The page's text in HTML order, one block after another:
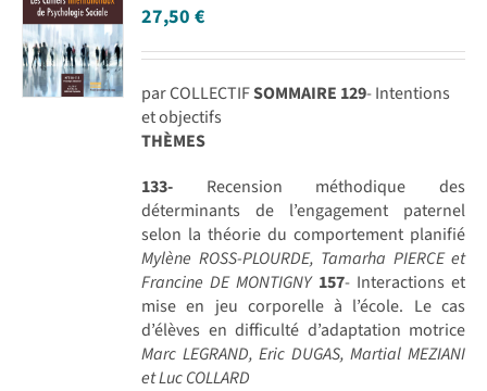
27,50€
par COLLECTIFSOMMAIRE 129- Intentions
et objectifs
THÈMES
133- Recension méthodique des
déterminants de l’engagement paternel
selon la théorie du comportement planifié
Mylène ROSS-PLOURDE, Tamarha PIERCE et
Francine DE MONTIGNY 157- Interactions et
mise en jeu corporelle à l’école. Le cas
d’élèves en difficulté d’adaptation motrice
Marc LEGRAND, Eric DUGAS, Martial MEZIANI
et Luc COLLARD